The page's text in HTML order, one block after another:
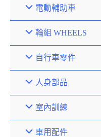
電動輔助車
輪組 WHEELS
自行車零件
人身部品
室內訓練
車用配件